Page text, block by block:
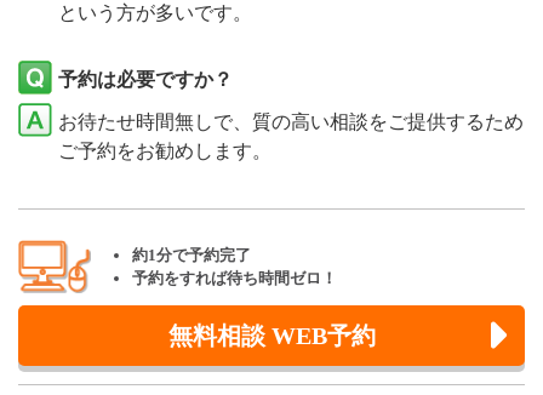
という方が多いです。
予約は必要ですか？
お待たせ時間無しで、質の高い相談をご提供するため
ご予約をお勧めします。
約1分で予約完了
予約をすれば待ち時間ゼロ！
無料相談 WEB予約